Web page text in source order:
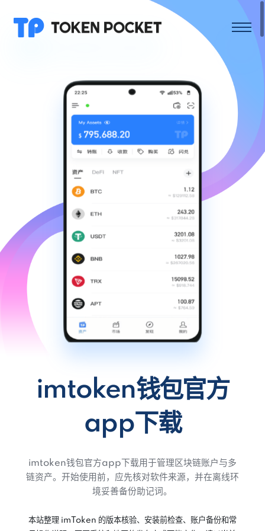
imtoken钱包官方
app下载
imtoken钱包官方app下载用于管理区块链账户与多
链资产。开始使用前，应先核对软件来源，并在离线环
境妥善备份助记词。
本站整理 imToken 的版本核验、安装前检查、账户备份和常